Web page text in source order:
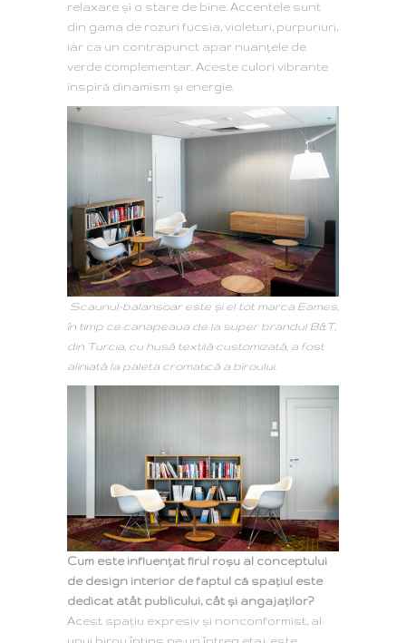
relaxare și o stare de bine. Accentele sunt
din gama de rozuri fucsia, violeturi, purpuriuri,
iar ca un contrapunct apar nuanțele de
verde complementar. Aceste culori vibrante
inspiră dinamism și energie.
Scaunul-balansoar este și el tot marca Eames,
în timp ce canapeaua de la super brandul B&T,
din Turcia, cu husă textilă customizată, a fost
aliniată la paleta cromatică a biroului.
Cum este influențat firul roșu al conceptului
de design interior de faptul că spațiul este
dedicat atât publicului, cât și angajaților?
Acest spațiu expresiv și nonconformist, al